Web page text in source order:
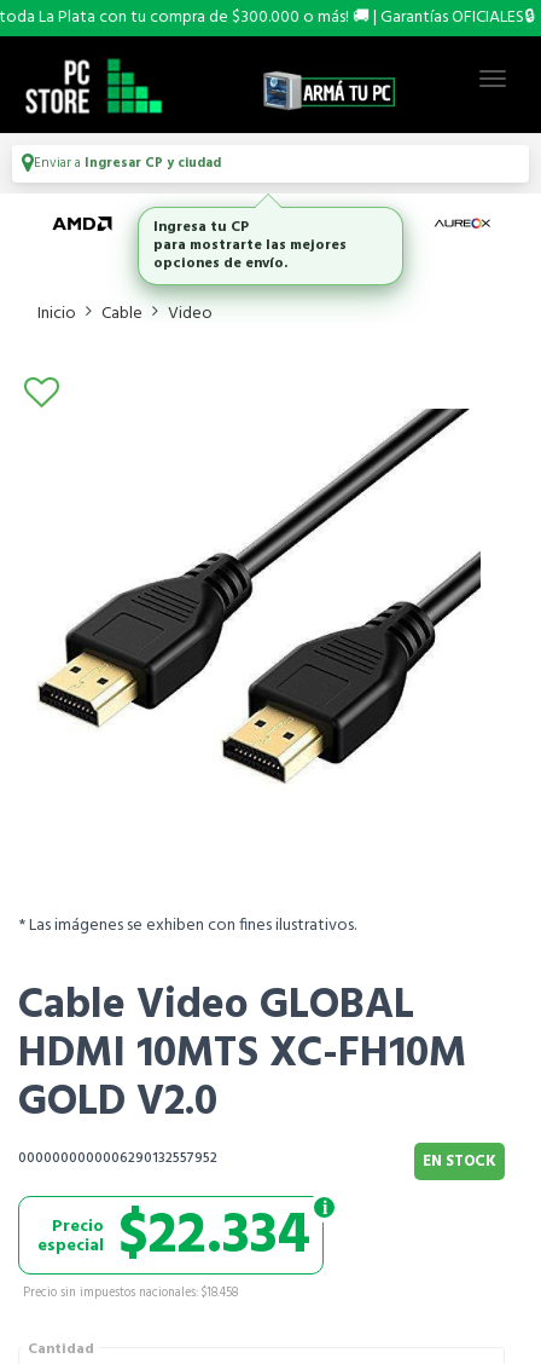
La Plata con tu compra de $300.000 o más! 🚚 | Garantías OFICIALES🔒
Enviar a Ingresar CP y ciudad
Inicio Cable Video
* Las imágenes se exhiben con fines ilustrativos.
Cable Video GLOBAL
HDMI 10MTS XC-FH10M
GOLD V2.0
0000000000006290132557952 EN STOCK
$22.334
Precio
especial
Precio sin impuestos nacionales: $18.458
Cantidad
Ingresa tu CP
para mostrarte las mejores
opciones de envío.